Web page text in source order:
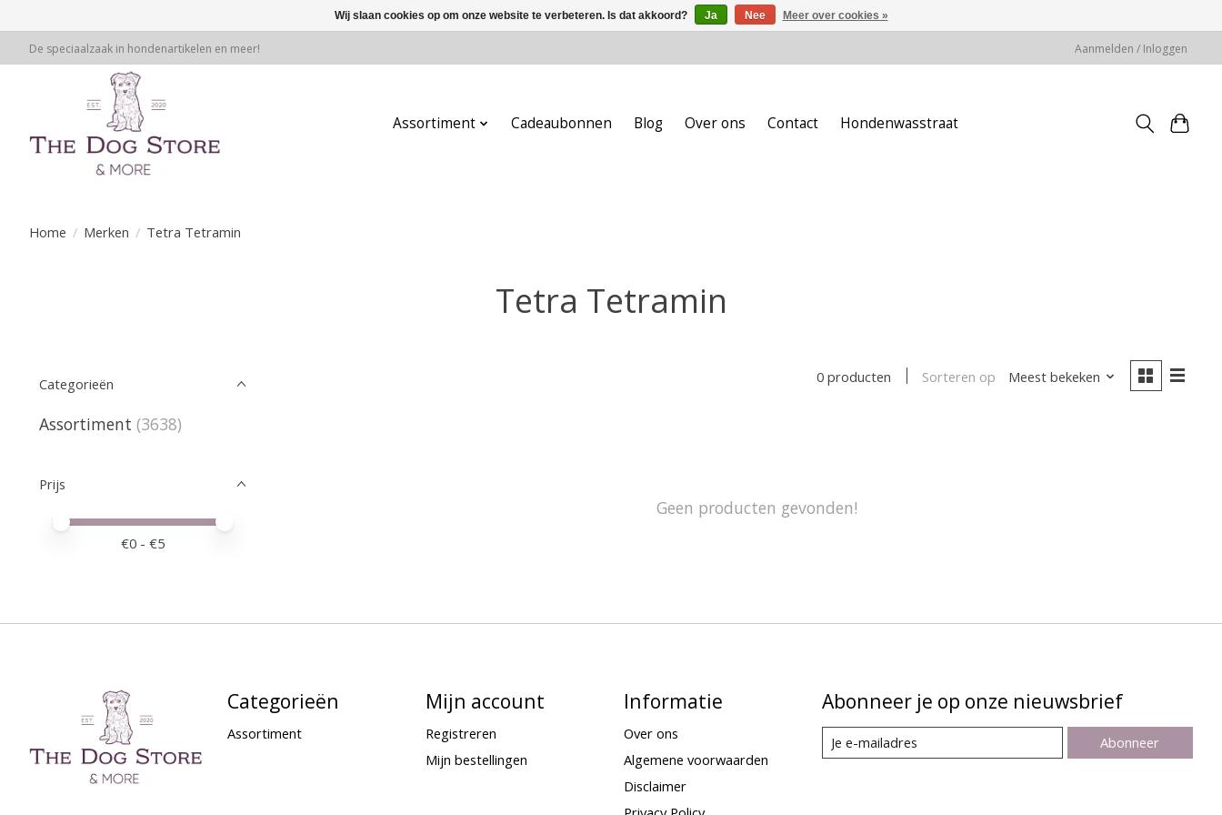
De speciaalzaak in hondenartikelen en meer! Aanmelden / Inloggen
Assortiment Cadeaubonnen Blog Over ons Contact Hondenwasstraat
Home / Merken / Tetra Tetramin
Tetra Tetramin
Categorieën
Assortiment (3638)
Prijs
Minimale prijswaarde
Price maximum value
€0 - €5
0 producten Sorteren op Meest bekeken
Geen producten gevonden!
Categorieën
Assortiment
Mijn account
Registreren
Mijn bestellingen
Informatie
Over ons
Algemene voorwaarden
Disclaimer
Abonneer je op onze nieuwsbrief
Abonneer
Wij slaan cookies op om onze website te verbeteren. Is dat akkoord? Ja Nee Meer over cookies »